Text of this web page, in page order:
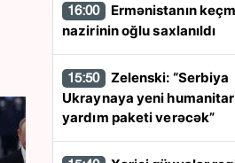
16:00
nazirinin oğlu saxlanıldı
15:50
Ukraynaya yeni humanitar
yardım paketi verəcək”